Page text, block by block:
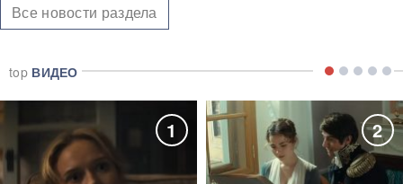
Все новости раздела
top ВИДЕО
1 2